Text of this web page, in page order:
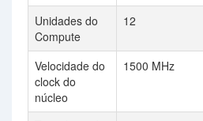
Unidades do
Compute
12
Velocidade do
clock do
núcleo
1500 MHz